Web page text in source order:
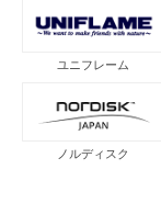
ユニフレーム
ノルディスク